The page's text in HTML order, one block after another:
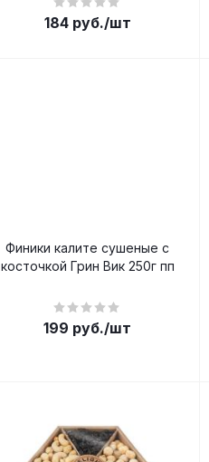
184руб./шт
Финики калите сушеные с
косточкой Грин Вик 250г пп
199 руб./шт